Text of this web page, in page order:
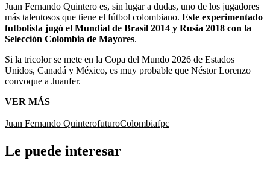
Juan Fernando Quintero es, sin lugar a dudas, uno de los jugadores
más talentosos que tiene el fútbol colombiano. Este experimentado
futbolista jugó el Mundial de Brasil 2014 y Rusia 2018 con la
Selección Colombia de Mayores.
Si la tricolor se mete en la Copa del Mundo 2026 de Estados
Unidos, Canadá y México, es muy probable que Néstor Lorenzo
convoque a Juanfer.
VER MÁS
Juan Fernando QuinterofuturoColombiafpc
Le puede interesar